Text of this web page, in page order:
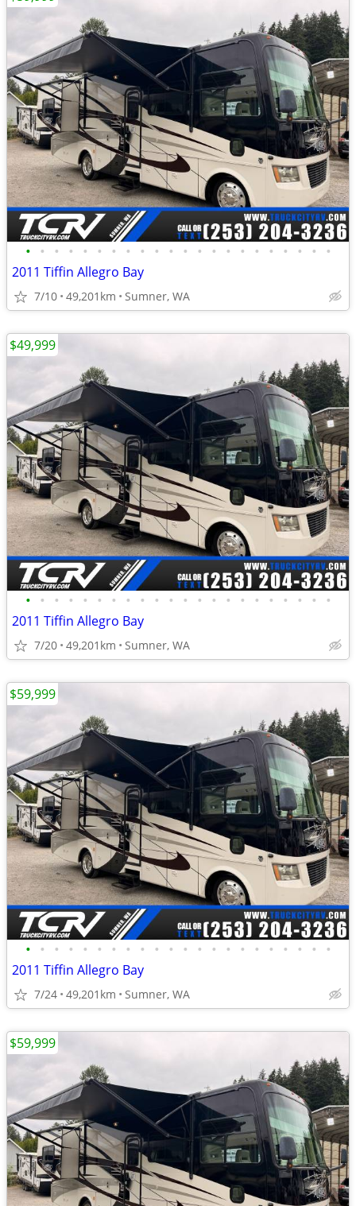
• • • • • • • • • • • • • • • • • • • • • •
2011 Tiffin Allegro Bay
7/10 49,201km Sumner, WA
• • • • • • • • • • • • • • • • • • • • • •
2011 Tiffin Allegro Bay
7/20 49,201km Sumner, WA
$49,999
• • • • • • • • • • • • • • • • • • • • • •
2011 Tiffin Allegro Bay
7/24 49,201km Sumner, WA
$59,999
$59,999